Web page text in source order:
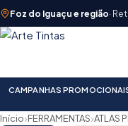
Foz do Iguaçu e região·
CAMPANHAS
Início›FERRAMENTAS›ATLAS